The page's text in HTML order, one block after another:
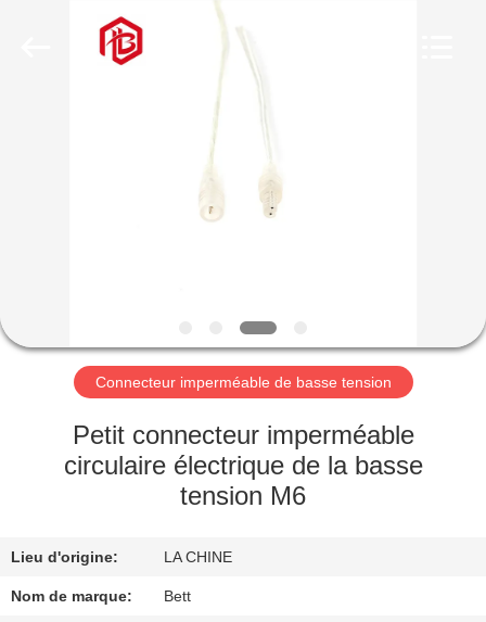
DE
NOUS
VISITE
D'USINE
DE
QUALITÉ
Connecteur imperméable de basse tension
Petit connecteur imperméable
circulaire électrique de la basse
tension M6
Lieu d'origine: LA CHINE
Nom de marque: Bett